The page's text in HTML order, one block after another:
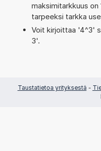
maksimitarkkuus on
tarpeeksi tarkka
Voit kirjoittaa '4^3'
3'.
Taustatietoa yrityksestä -